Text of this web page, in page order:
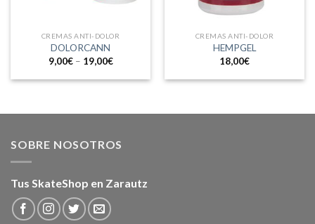
CREMAS ANTI-DOLOR
DOLORCANN
9,00€– 19,00€
CREMAS ANTI-DOLOR
HEMPGEL
18,00€
SOBRE NOSOTROS
Tus SkateShop en Zarautz